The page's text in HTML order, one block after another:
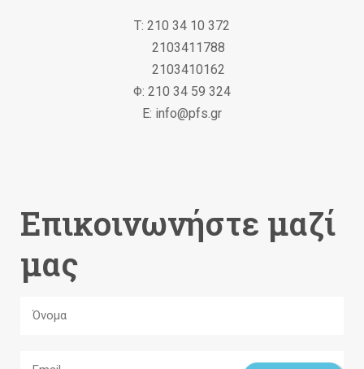
Τ: 210 34 10 372
2103411788
2103410162
Φ: 210 34 59 324
Ε: info@pfs.gr
Επικοινωνήστε μαζί
μας